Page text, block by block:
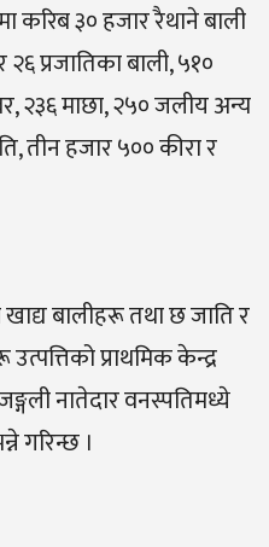
३० हजार रैथाने बाली
प्रजातिका बाली, ५१०
२३६ माछा, २५० जलीय अन्य
तीन हजार ५०० कीरा र
बालीहरू तथा छ जाति र
प्राथमिक केन्द्र
नातेदार वनस्पतिमध्ये
गरिन्छ ।